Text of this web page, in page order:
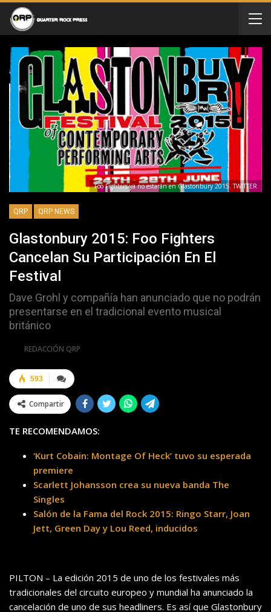
Foo Fighters ya no estarán en Glastonbury 2015. TWITTER
QRP QRP NEWS
Glastonbury 2015: Foo Fighters
Cancelan Su Participación En El
Festival
Dave Grohl y compañía han anunciado que no podrán
presentarse en el tradicional evento musical
británico
REDACCIÓN QRP
593
Compartir
TE RECOMENDAMOS:
‘Kurt Cobain: Montage Of Heck’ tuvo su esperada
premiere
Scarlett Johansson crea su nueva banda The
Singles
Salón de la Fama del Rock 2015: Ringo Starr, Joan
Jett, Green Day y Lou Reed, inducidos
PILTON – La edición 2015 de uno de los festivales más
tradicionales del circuito europeo y mundial ha anunciado la
cancelación de uno de sus headliners. Es así que Glastonbury